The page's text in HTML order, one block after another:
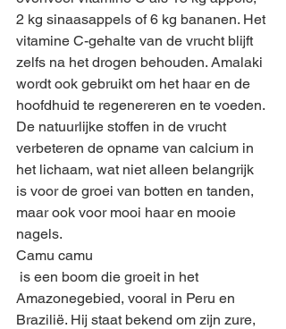
2 kg sinaasappels of 6 kg bananen. Het
vitamine C-gehalte van de vrucht blijft
zelfs na het drogen behouden. Amalaki
wordt ook gebruikt om het haar en de
hoofdhuid te regenereren en te voeden.
De natuurlijke stoffen in de vrucht
verbeteren de opname van calcium in
het lichaam, wat niet alleen belangrijk
is voor de groei van botten en tanden,
maar ook voor mooi haar en mooie
nagels.
Camu camu
is een boom die groeit in het
Amazonegebied, vooral in Peru en
Brazilië. Hij staat bekend om zijn zure,